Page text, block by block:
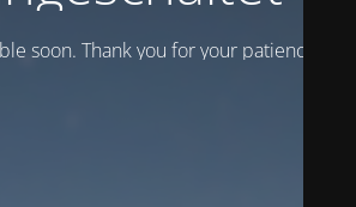
soon. Thank you for your patience!